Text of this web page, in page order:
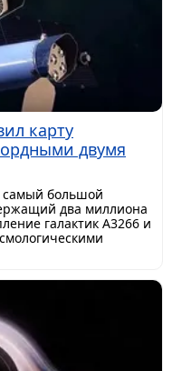
карту
двумя
самый большой
два миллиона
галактик A3266 и